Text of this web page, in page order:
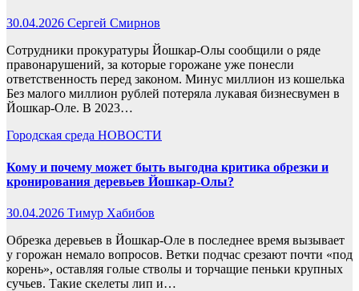
30.04.2026 Сергей Смирнов
Сотрудники прокуратуры Йошкар-Олы сообщили о ряде
правонарушений, за которые горожане уже понесли
ответственность перед законом. Минус миллион из кошелька
Без малого миллион рублей потеряла лукавая бизнесвумен в
Йошкар-Оле. В 2023…
Городская среда НОВОСТИ
Кому и почему может быть выгодна критика обрезки и
кронирования деревьев Йошкар-Олы?
30.04.2026 Тимур Хабибов
Обрезка деревьев в Йошкар-Оле в последнее время вызывает
у горожан немало вопросов. Ветки подчас срезают почти «под
корень», оставляя голые стволы и торчащие пеньки крупных
сучьев. Такие скелеты лип и…